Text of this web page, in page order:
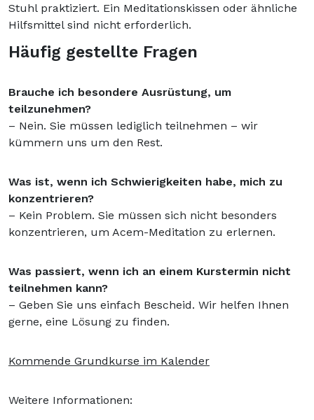
Stuhl praktiziert. Ein Meditationskissen oder ähnliche
Hilfsmittel sind nicht erforderlich.
Häufig gestellte Fragen
Brauche ich besondere Ausrüstung, um
teilzunehmen?
– Nein. Sie müssen lediglich teilnehmen – wir
kümmern uns um den Rest.
Was ist, wenn ich Schwierigkeiten habe, mich zu
konzentrieren?
– Kein Problem. Sie müssen sich nicht besonders
konzentrieren, um Acem-Meditation zu erlernen.
Was passiert, wenn ich an einem Kurstermin nicht
teilnehmen kann?
– Geben Sie uns einfach Bescheid. Wir helfen Ihnen
gerne, eine Lösung zu finden.
Kommende Grundkurse im Kalender
Weitere Informationen: